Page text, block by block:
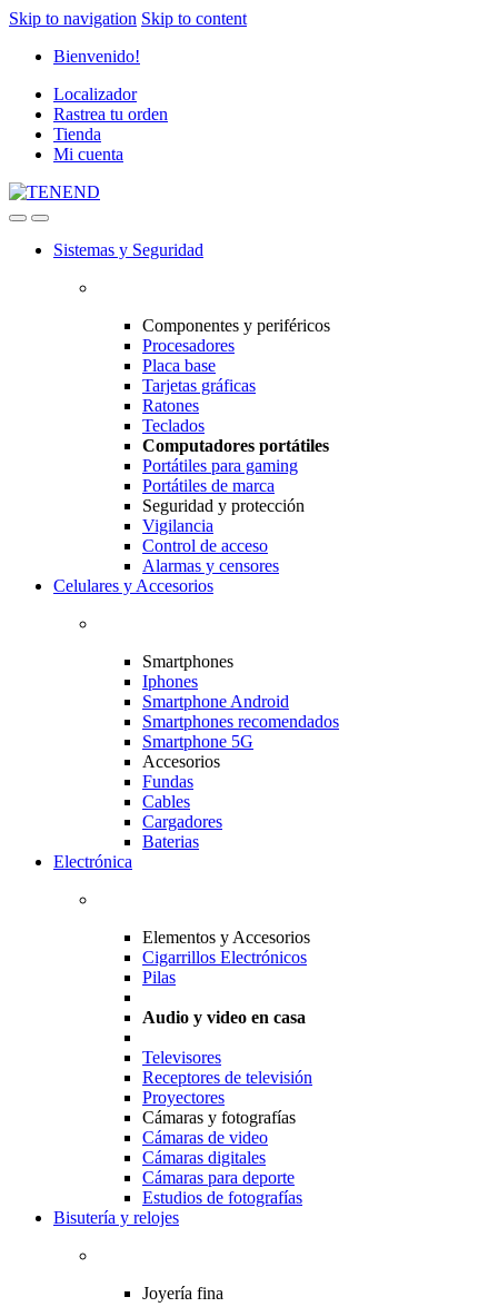
Skip to navigation Skip to content
Bienvenido!
Localizador
Rastrea tu orden
Tienda
Mi cuenta
Sistemas y Seguridad
Componentes y periféricos
Procesadores
Placa base
Tarjetas gráficas
Ratones
Teclados
Computadores portátiles
Portátiles para gaming
Portátiles de marca
Seguridad y protección
Vigilancia
Control de acceso
Alarmas y censores
Celulares y Accesorios
Smartphones
Iphones
Smartphone Android
Smartphones recomendados
Smartphone 5G
Accesorios
Fundas
Cables
Cargadores
Baterias
Electrónica
Elementos y Accesorios
Cigarrillos Electrónicos
Pilas
Audio y video en casa
Televisores
Receptores de televisión
Proyectores
Cámaras y fotografías
Cámaras de video
Cámaras digitales
Cámaras para deporte
Estudios de fotografías
Bisutería y relojes
Joyería fina